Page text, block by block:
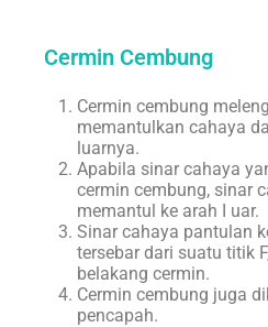
Cermin Cembung
Cermin cembung
memantulkan cahaya
luarnya.
Apabila sinar cahaya
cermin cembung, sinar
memantul ke arah I uar.
Sinar cahaya pantulan
tersebar dari suatu titik
belakang cermin.
Cermin cembung juga
pencapah.